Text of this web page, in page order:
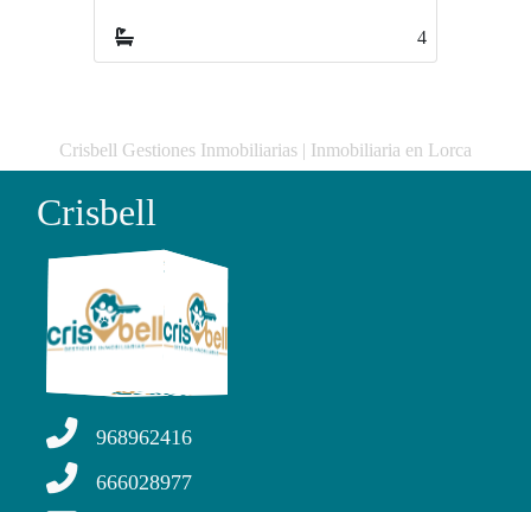
Crisbell Gestiones Inmobiliarias | Inmobiliaria en Lorca
Crisbell
968962416
666028977